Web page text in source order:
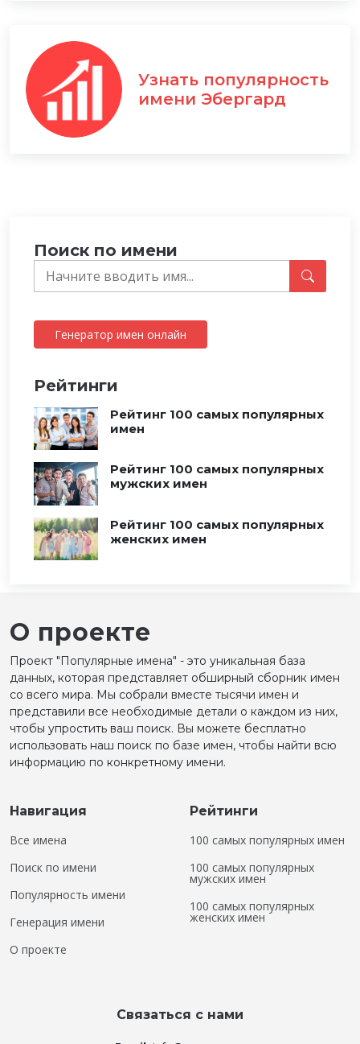
Узнать популярность
имени Эбергард
Поиск по имени
Генератор имен онлайн
Рейтинги
Рейтинг 100 самых популярных
имен
Рейтинг 100 самых популярных
мужских имен
Рейтинг 100 самых популярных
женских имен
О проекте
Проект "Популярные имена" - это уникальная база
данных, которая представляет обширный сборник имен
со всего мира. Мы собрали вместе тысячи имен и
представили все необходимые детали о каждом из них,
чтобы упростить ваш поиск. Вы можете бесплатно
использовать наш поиск по базе имен, чтобы найти всю
информацию по конкретному имени.
Навигация
Все имена
Поиск по имени
Популярность имени
Генерация имени
О проекте
Рейтинги
100 самых популярных имен
100 самых популярных
мужских имен
100 самых популярных
женских имен
Связаться с нами